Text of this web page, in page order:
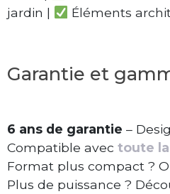
jardin |
Éléments
Garantie et
6 ans de garantie –
Compatible avec toute
Format plus compact ?
Plus de puissance ?